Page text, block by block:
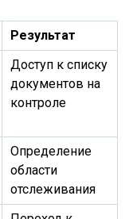
Результат
Доступ к списку
документов на
контроле
Определение
области
отслеживания